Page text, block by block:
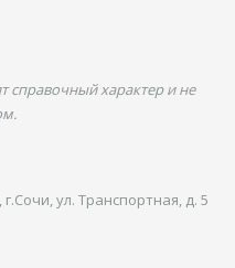
справочный характер и не
г.Сочи, ул. Транспортная, д. 5